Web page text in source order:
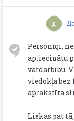
д
Personīgi,
apliecinātu
vardarbību.
viedokļa
aprakstīta
Liekas pat